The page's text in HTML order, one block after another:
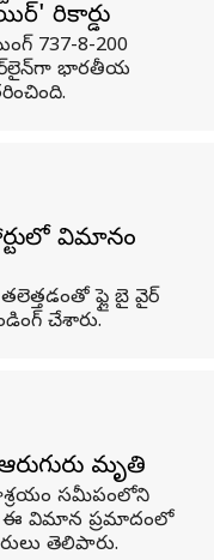
రికార్డు
737-8-200
భారతీయ
విమానం
ఫ్లై బై వైర్
చేశారు.
మృతి
సమీపంలోని
ఈ విమాన ప్రమాదంలో
తెలిపారు.